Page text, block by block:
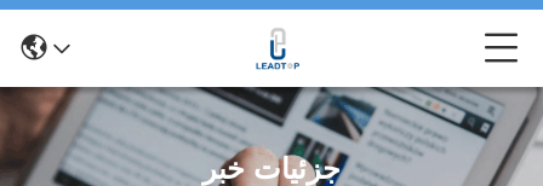
جزئیات خبر